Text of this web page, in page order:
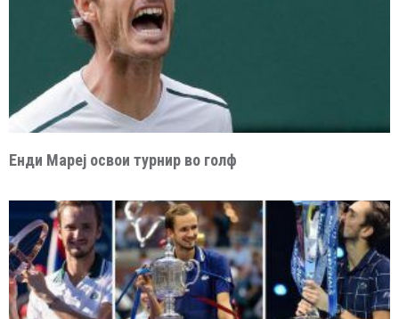
Енди Мареј освои турнир во голф